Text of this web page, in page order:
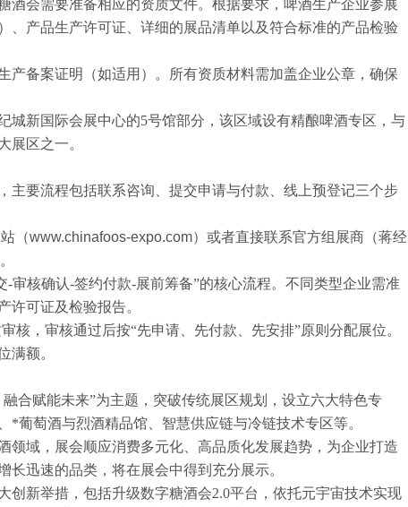
酒会需要准备相应的资质文件。根据要求，啤酒生产企业参展
、产品生产许可证、详细的展品清单以及符合标准的产品检验
产备案证明（如适用）。所有资质材料需加盖企业公章，确保
城新国际会展中心的5号馆部分，该区域设有精酿啤酒专区，与
展区之一。
主要流程包括联系咨询、提交申请与付款、线上预登记三个步
（www.chinafoos-expo.com）或者直接联系官方组展商（蒋经
-审核确认-签约付款-展前筹备”的核心流程。不同类型企业需准
许可证及检验报告。
核，审核通过后按“先申请、先付款、先安排”原则分配展位。
满额。
合赋能未来”为主题，突破传统展区规划，设立六大特色专
*葡萄酒与烈酒精品馆、智慧供应链与冷链技术专区等。
领域，展会顺应消费多元化、高品质化发展趋势，为企业打造
迅速的品类，将在展会中得到充分展示。
创新举措，包括升级数字糖酒会2.0平台，依托元宇宙技术实现